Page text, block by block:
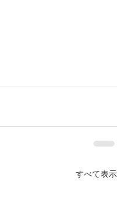
すべて表示